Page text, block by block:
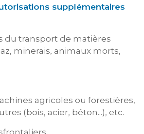
supplémentaires
du transport de matières
minerais, animaux morts,
agricoles ou forestières,
(bois, acier, béton...), etc.